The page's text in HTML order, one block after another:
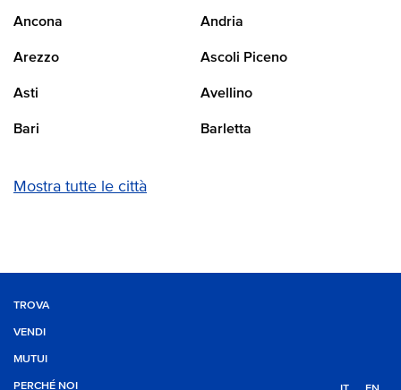
Ancona Andria
Arezzo Ascoli Piceno
Asti Avellino
Bari Barletta
Mostra tutte le città
TROVA
VENDI
MUTUI
PERCHÉ NOI